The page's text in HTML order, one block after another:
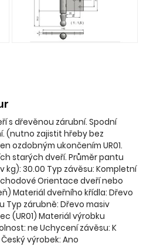
s dřevěnou zárubní. Spodní
(nutno zajistit hřeby bez
ozdobným ukončením UR01.
starých dveří. Průměr pantu
kg): 30.00 Typ závěsu: Kompletní
Orientace dveří nebo
Materiál dveřního křídla: Dřevo
Typ zárubně: Dřevo masiv
(UR01) Materiál výrobku
ne Uchycení závěsu: K
výrobek: Ano